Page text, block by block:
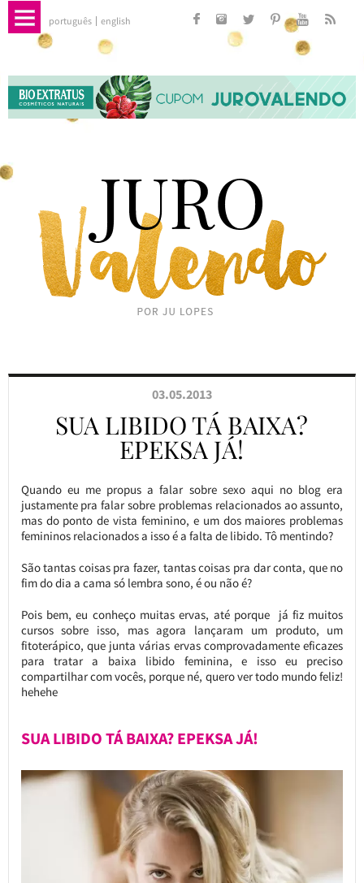
português english
03.05.2013
SUA LIBIDO TÁ BAIXA?
EPEKSA JÁ!
Quando eu me propus a falar sobre sexo aqui no blog era
justamente pra falar sobre problemas relacionados ao assunto,
mas do ponto de vista feminino, e um dos maiores problemas
femininos relacionados a isso é a falta de libido. Tô mentindo?
São tantas coisas pra fazer, tantas coisas pra dar conta, que no
fim do dia a cama só lembra sono, é ou não é?
Pois bem, eu conheço muitas ervas, até porque já fiz muitos
cursos sobre isso, mas agora lançaram um produto, um
fitoterápico, que junta várias ervas comprovadamente eficazes
para tratar a baixa libido feminina, e isso eu preciso
compartilhar com vocês, porque né, quero ver todo mundo feliz!
hehehe
SUA LIBIDO TÁ BAIXA? EPEKSA JÁ!